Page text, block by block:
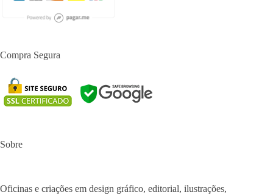
Compra Segura
Sobre
Oficinas e criações em design gráfico, editorial, ilustrações,